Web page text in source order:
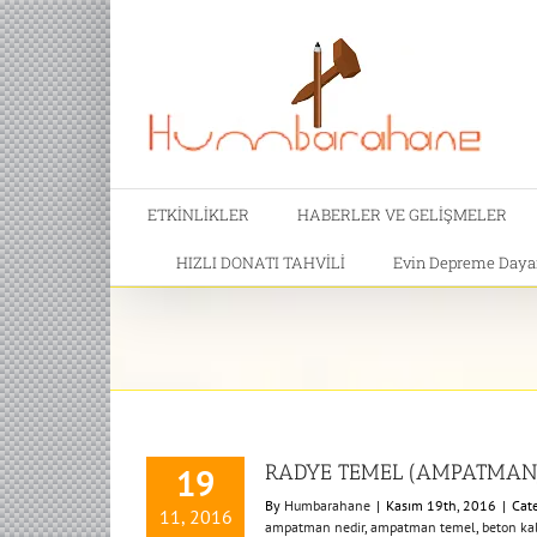
ETKİNLİKLER HABERLER VE GELİŞMELER
HIZLI DONATI TAHVİLİ Evin Depreme
19
11, 2016
RADYE TEMEL
By Humbarahane | Kasım 19th, 2016 |
ampatman nedir, ampatman temel, beton